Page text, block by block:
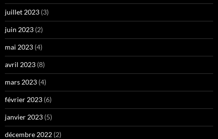
juillet 2023 (3)
juin 2023 (2)
mai 2023 (4)
avril 2023 (8)
mars 2023 (4)
février 2023 (6)
janvier 2023 (5)
décembre 2022 (2)